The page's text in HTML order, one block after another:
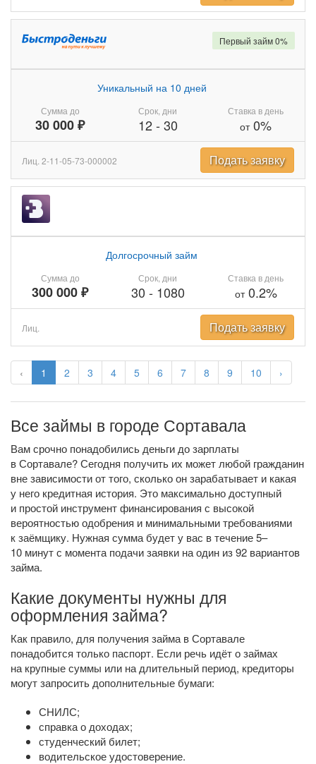
‹ 1 2 3 4 5 6 7 8 9 10 ›
Сумма до
30 000 ₽
Уникальный на 10 дней
Срок, дни
12- 30
Ставка в день
от0%
Первый займ 0%
Лиц. 2-11-05-73-000002 Подать заявку
Сумма до
300 000 ₽
Долгосрочный займ
Срок, дни
30 - 1080
Ставка в день
от0.2%
Лиц. Подать заявку
Все займы в городе Сортавала
Вам срочно понадобились деньги до зарплаты
в Сортавале? Сегодня получить их может любой гражданин
вне зависимости от того, сколько он зарабатывает и какая
у него кредитная история. Это максимально доступный
и простой инструмент финансирования с высокой
вероятностью одобрения и минимальными требованиями
к заёмщику. Нужная сумма будет у вас в течение 5–
10 минут с момента подачи заявки на один из 92 вариантов
займа.
Какие документы нужны для
оформления займа?
Как правило, для получения займа в Сортавале
понадобится только паспорт. Если речь идёт о займах
на крупные суммы или на длительный период, кредиторы
могут запросить дополнительные бумаги:
СНИЛС;
справка о доходах;
студенческий билет;
водительское удостоверение.